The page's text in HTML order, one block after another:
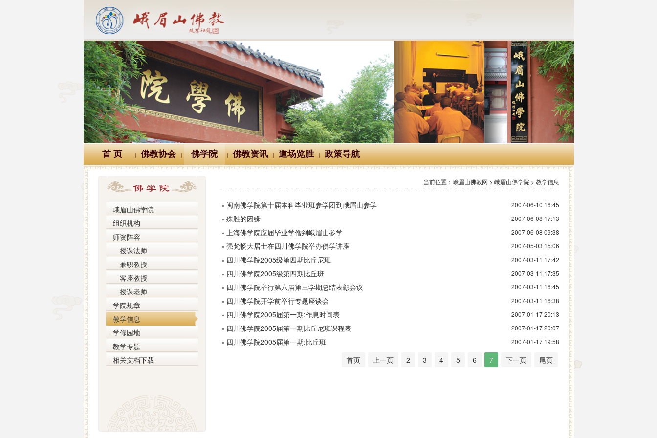
首 页 | 佛教协会 | 佛学院 | 佛教资讯 | 道场览胜 | 政策导航
峨眉山佛学院
组织机构
师资阵容
授课法师
兼职教授
客座教授
授课老师
学院规章
教学信息
学修园地
教学专题
相关文档下载
当前位置：峨眉山佛教网 > 峨眉山佛学院 > 教学信息
闽南佛学院第十届本科毕业班参学团到峨眉山参学 2007-06-10 16:45
殊胜的因缘 2007-06-08 17:13
上海佛学院应届毕业学僧到峨眉山参学 2007-06-08 09:38
强梵畅大居士在四川佛学院举办佛学讲座 2007-05-03 15:06
四川佛学院2005级第四期比丘尼班 2007-03-11 17:42
四川佛学院2005级第四期比丘班 2007-03-11 17:35
四川佛学院举行第六届第三学期总结表彰会议 2007-03-11 16:45
四川佛学院开学前举行专题座谈会 2007-03-11 16:38
四川佛学院2005届第一期:作息时间表 2007-01-17 20:13
四川佛学院2005届第一期比丘尼班课程表 2007-01-17 20:07
四川佛学院2005届第一期:比丘班 2007-01-17 19:58
首页 上一页 2 3 4 5 6 7 下一页 尾页